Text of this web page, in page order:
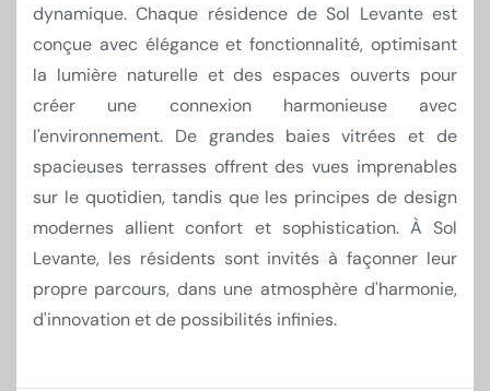
dynamique. Chaque résidence de Sol Levante est
conçue avec élégance et fonctionnalité, optimisant
la lumière naturelle et des espaces ouverts pour
créer une connexion harmonieuse avec
l'environnement. De grandes baies vitrées et de
spacieuses terrasses offrent des vues imprenables
sur le quotidien, tandis que les principes de design
modernes allient confort et sophistication. À Sol
Levante, les résidents sont invités à façonner leur
propre parcours, dans une atmosphère d'harmonie,
d'innovation et de possibilités infinies.